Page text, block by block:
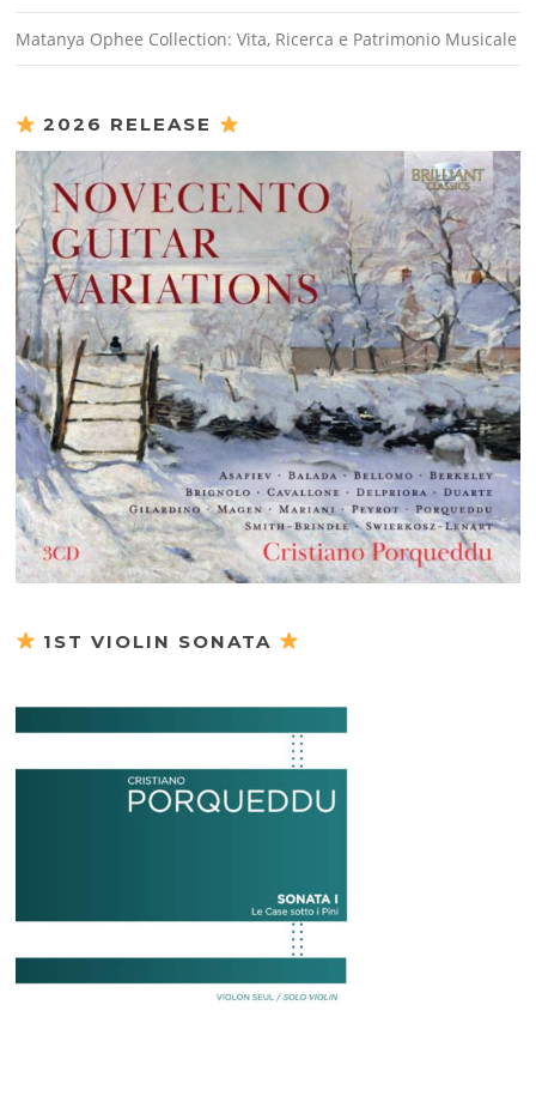
Matanya Ophee Collection: Vita, Ricerca e Patrimonio Musicale
2026 RELEASE
1ST VIOLIN SONATA